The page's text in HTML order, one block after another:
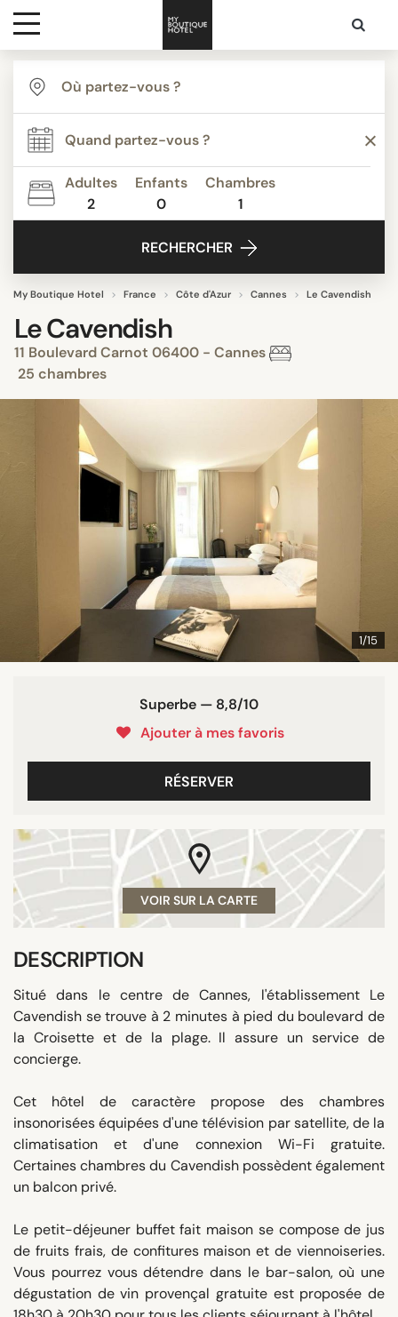
Destinations
Inspiration
Media
Adultes
2
Enfants
0
Chambres
1
RECHERCHER
My Boutique Hotel France Côte d'Azur Cannes Le Cavendish
Le Cavendish
11 Boulevard Carnot 06400 - Cannes
25 chambres
1/15
Superbe — 8,8/10
Ajouter à mes favoris
RÉSERVER
VOIR SUR LA CARTE
DESCRIPTION
Situé dans le centre de Cannes, l'établissement Le
Cavendish se trouve à 2 minutes à pied du boulevard de
la Croisette et de la plage. Il assure un service de
concierge.
Cet hôtel de caractère propose des chambres
insonorisées équipées d'une télévision par satellite, de la
climatisation et d'une connexion Wi-Fi gratuite.
Certaines chambres du Cavendish possèdent également
un balcon privé.
Le petit-déjeuner buffet fait maison se compose de jus
de fruits frais, de confitures maison et de viennoiseries.
Vous pourrez vous détendre dans le bar-salon, où une
dégustation de vin provençal gratuite est proposée de